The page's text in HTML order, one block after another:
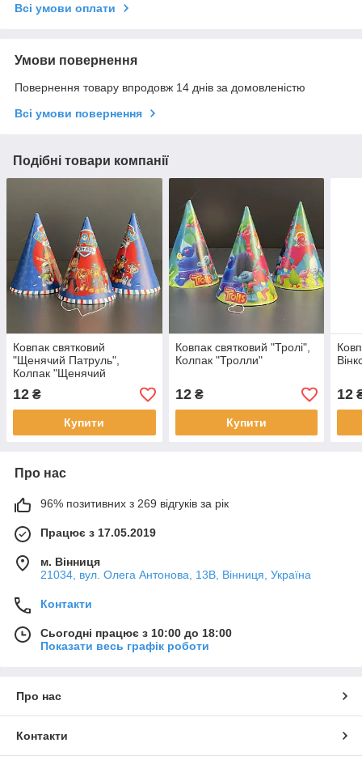
Всі умови оплати
Умови повернення
Повернення товару впродовж 14 днів за домовленістю
Всі умови повернення
Подібні товари компанії
Ковпак святковий
"Щенячий Патруль",
Колпак "Щенячий
Патруль"
12 ₴
Купити
Ковпак святковий "Тролі",
Колпак "Тролли"
12₴
Купити
12
Про нас
96% позитивних з 269 відгуків за рік
Працює з 17.05.2019
м. Вінниця
21034, вул. Олега Антонова, 13В, Вінниця, Україна
Контакти
Сьогодні працює з 10:00 до 18:00
Показати весь графік роботи
Про нас
Контакти